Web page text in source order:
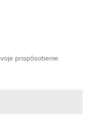
prispôsobenie